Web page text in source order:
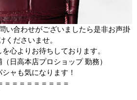
い合わせがございましたら是非お声掛
くださいませ。
心よりお待ちしております。
（日高本店プロショップ 勤務）
シャも気になります！
＝＝＝＝＝＝＝＝＝